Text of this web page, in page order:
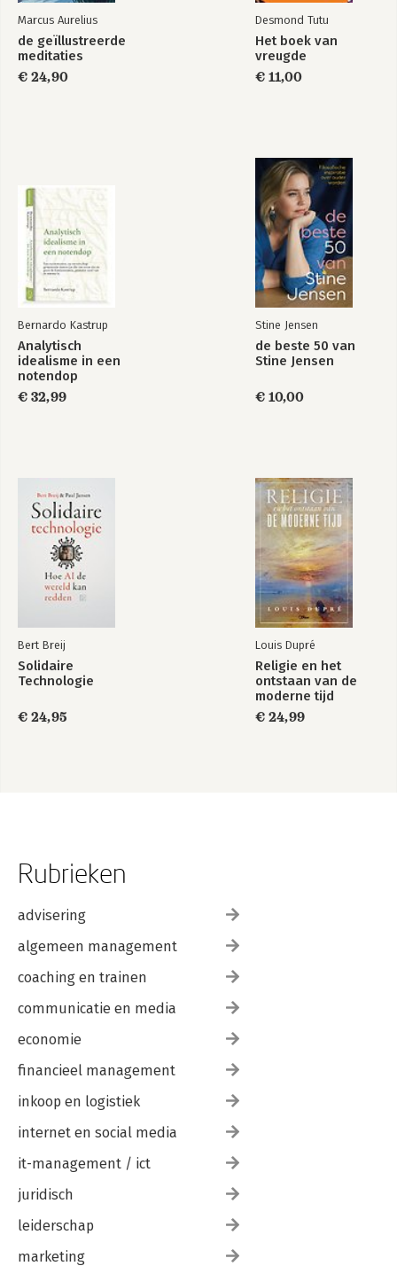
Marcus Aurelius
de geïllustreerde
meditaties
€ 24,90
Desmond Tutu
Het boek van
vreugde
€ 11,00
Bernardo Kastrup
Analytisch
idealisme in een
notendop
€ 32,99
Stine Jensen
de beste 50 van
Stine Jensen
€ 10,00
Bert Breij
Solidaire
Technologie
€ 24,95
Louis Dupré
Religie en het
ontstaan van de
moderne tijd
€ 24,99
Rubrieken
advisering
algemeen management
coaching en trainen
communicatie en media
economie
financieel management
inkoop en logistiek
internet en social media
it-management / ict
juridisch
leiderschap
marketing